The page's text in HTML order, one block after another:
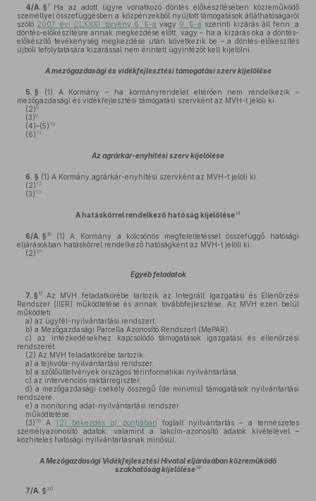
4/A. §7
Ha az adott ügyre vonatkozó döntés előkészítésében közreműködő
személlyel összefüggésben a közpénzekből nyújtott támogatások átláthatóságáról
szóló 2007. évi CLXXXI. törvény 6. §-a vagy 9. §-a szerinti kizárás áll fenn, a
döntés-előkészítésre annak megkezdése előtt, vagy – ha a kizárás oka a döntés-
előkészítő tevékenység megkezdése után következik be – a döntés-előkészítés
újbóli lefolytatására kizárással nem érintett ügyintézőt kell kijelölni.
A mezőgazdasági és vidékfejlesztési támogatási szerv kijelölése
5. § (1) A Kormány – ha kormányrendelet eltérően nem rendelkezik –
mezőgazdasági és vidékfejlesztési támogatási szervként az MVH-t jelöli ki.
(2)8
(3)9
(4)–(5) 10
(6) 11
Az agrárkár-enyhítési szerv kijelölése
6. § (1) A Kormány agrárkár-enyhítési szervként az MVH-t jelöli ki.
(2) 12
(3) 13
A hatáskörrel rendelkező hatóság kijelölése14
6/A. § 15 (1) A Kormány a kölcsönös megfeleltetéssel összefüggő hatósági
eljárásokban hatáskörrel rendelkező hatóságként az MVH-t jelöli ki.
(2) 16
Egyéb feladatok
7. § 17 Az MVH feladatkörébe tartozik az Integrált Igazgatási és Ellenőrzési
Rendszer (IIER) működtetése és annak továbbfejlesztése. Az MVH ezen belül
működteti:
a) az ügyfél-nyilvántartási rendszert,
b) a Mezőgazdasági Parcella Azonosító Rendszert (MePAR),
c) az intézkedésekhez kapcsolódó támogatások igazgatási és ellenőrzési
rendszerét.
(2) Az MVH feladatkörébe tartozik:
a) a tejkvóta-nyilvántartási rendszer,
b) a szőlőültetvények országos térinformatikai nyilvántartása,
c) az intervenciós raktárregiszter,
d) a mezőgazdasági csekély összegű (de minimis) támogatások nyilvántartási
rendszere,
e) a monitoring adat-nyilvántartási rendszer
működtetése.
(3) 18 A (2) bekezdésa) pontjában foglalt nyilvántartás – a természetes
személyazonosító adatok, valamint a lakcím-azonosító adatok kivételével –
közhiteles hatósági nyilvántartásnak minősül.
A Mezőgazdasági Vidékfejlesztési Hivatal eljárásában közreműködő
szakhatóság kijelölése19
7/A. §20